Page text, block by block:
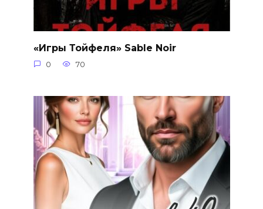
«Игры Тойфеля» Sable Noir
0 70